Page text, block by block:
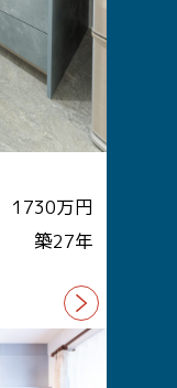
1730万円
築27年